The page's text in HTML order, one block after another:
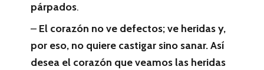
párpados.
– El corazón no ve defectos; ve heridas y,
por eso, no quiere castigar sino sanar. Así
desea el corazón que veamos las heridas